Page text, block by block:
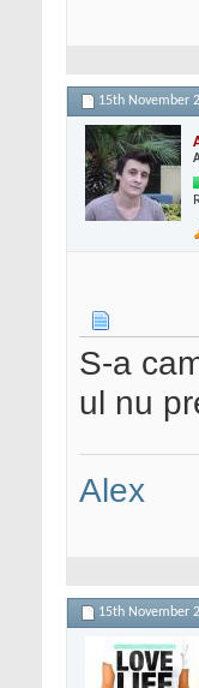
15th November
S-a
ul nu
Alex
15th November